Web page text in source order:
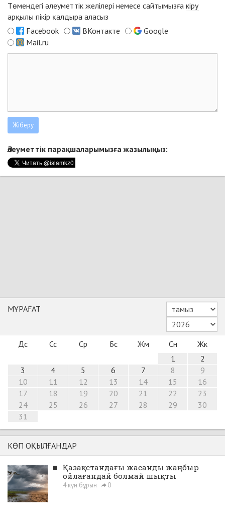
Төмендегі әлеуметтік желілері немесе сайтымызға кіру
арқылы пікір қалдыра аласыз
Facebook
ВКонтакте
Google
Mail.ru
Әлеуметтік парақшаларымызға жазылыңыз:
МҰРАҒАТ
Дс Сс Ср Бс Жм Сн
Жк
1
2
3
4 5 6 7 8
9
10
11 12 13 14 15
16
17
18 19 20 21 22
23
24
25 26 27 28 29
30
31
КӨП ОҚЫЛҒАНДАР
■ Қазақстандағы жасанды жаңбыр
ойлағандай болмай шықты
4 күн бұрын 0